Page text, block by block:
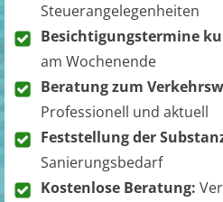
Steuerangelegenheiten
Besichtigungstermine
am Wochenende
Beratung zum
Professionell und aktuell
Feststellung der
Sanierungsbedarf
Kostenlose Beratung: